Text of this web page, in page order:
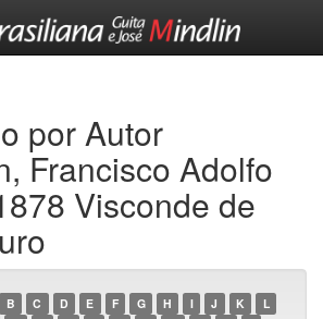
por Autor
Francisco Adolfo
Visconde de
B C D E F G H I J K
L